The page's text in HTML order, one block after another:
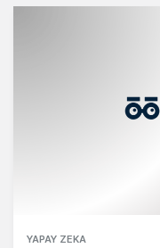
YAPAY ZEKA